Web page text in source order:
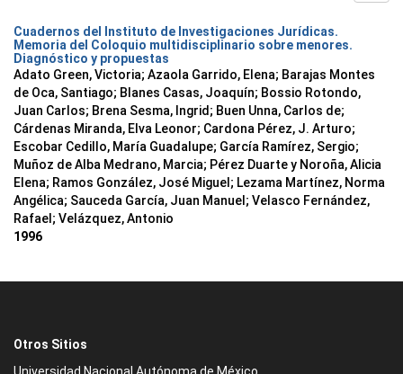
Cuadernos del Instituto de Investigaciones Jurídicas.
Memoria del Coloquio multidisciplinario sobre menores.
Diagnóstico y propuestas
Adato Green, Victoria; Azaola Garrido, Elena; Barajas Montes
de Oca, Santiago; Blanes Casas, Joaquín; Bossio Rotondo,
Juan Carlos; Brena Sesma, Ingrid; Buen Unna, Carlos de;
Cárdenas Miranda, Elva Leonor; Cardona Pérez, J. Arturo;
Escobar Cedillo, María Guadalupe; García Ramírez, Sergio;
Muñoz de Alba Medrano, Marcia; Pérez Duarte y Noroña, Alicia
Elena; Ramos González, José Miguel; Lezama Martínez, Norma
Angélica; Sauceda García, Juan Manuel; Velasco Fernández,
Rafael; Velázquez, Antonio
1996
Otros Sitios